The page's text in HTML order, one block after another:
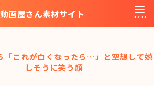
画屋さん素材サイト
「これが白くなったら…」と空想して嬉
しそうに笑う顔